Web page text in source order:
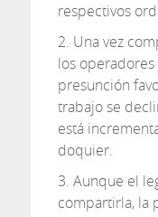
respectivos
2. Una vez
los
presunción
trabajo se
está
doquier.
3. Aunque el
compartirla, la